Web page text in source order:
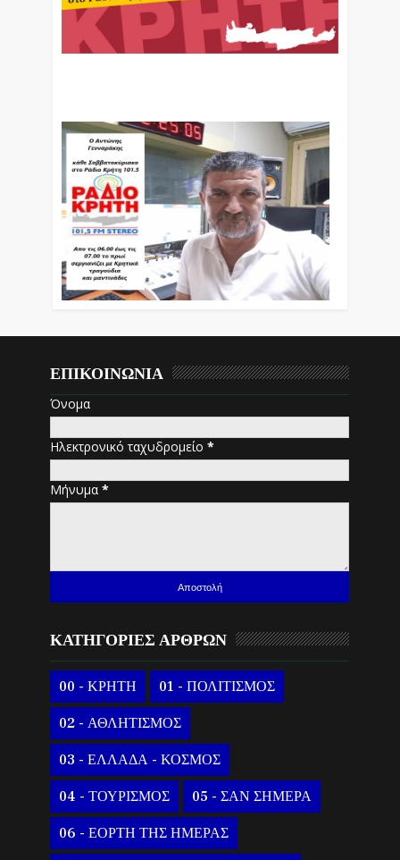
ΕΠΙΚΟΙΝΩΝΙΑ
Όνομα
Ηλεκτρονικό ταχυδρομείο*
Μήνυμα*
ΚΑΤΗΓΟΡΙΕΣ ΑΡΘΡΩΝ
00 - ΚΡΗΤΗ 01 - ΠΟΛΙΤΙΣΜΟΣ
02 - ΑΘΛΗΤΙΣΜΟΣ
03 - ΕΛΛΑΔΑ - ΚΟΣΜΟΣ
04 - ΤΟΥΡΙΣΜΟΣ 05 - ΣΑΝ ΣΗΜΕΡΑ
06 - ΕΟΡΤΗ ΤΗΣ ΗΜΕΡΑΣ